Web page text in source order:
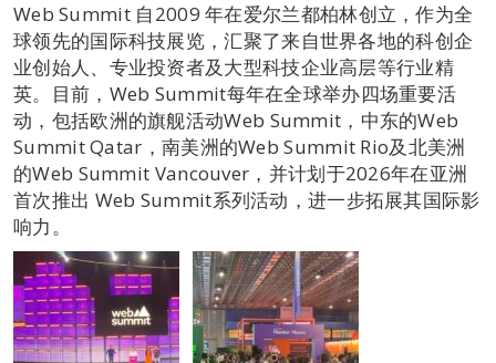
Web Summit 自2009 年在爱尔兰都柏林创立，作为全
球领先的国际科技展览，汇聚了来自世界各地的科创企
业创始人、专业投资者及大型科技企业高层等行业精
英。目前，Web Summit每年在全球举办四场重要活
动，包括欧洲的旗舰活动Web Summit，中东的Web
Summit Qatar，南美洲的Web Summit Rio及北美洲
的Web Summit Vancouver，并计划于2026年在亚洲
首次推出 Web Summit系列活动，进一步拓展其国际影
响力。